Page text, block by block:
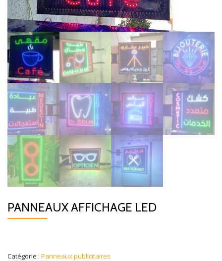
PANNEAUX AFFICHAGE LED
Catégorie : Panneaux publicitaires